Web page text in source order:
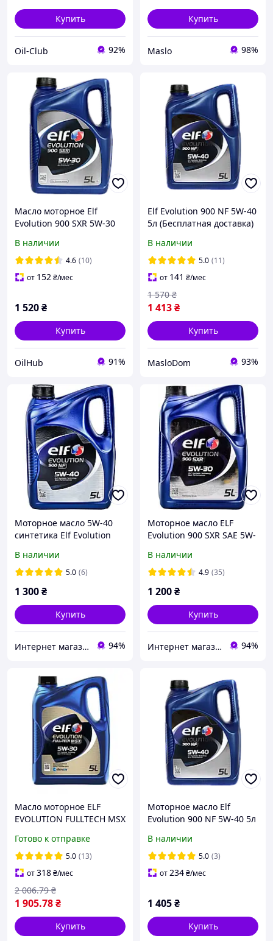
Купить
Oil-Club 92%
Купить
Maslo 98%
Масло моторное Elf
Evolution 900 SXR 5W-30
В наличии
4.6 (10)
от 152₴/мес
1 520₴
Купить
OilHub 91%
Elf Evolution 900 NF 5W-40
5л (Бесплатная доставка)
В наличии
5.0 (11)
от 141 ₴/мес
1 413₴
1 570 ₴
Купить
MasloDom 93%
Моторное масло 5W-40
синтетика Elf Evolution
В наличии
5.0 (6)
1 300₴
Купить
Интернет магазин alloil.com.ua 94%
Моторное масло ELF
Evolution 900 SXR SAE 5W-
В наличии
4.9 (35)
1 200₴
Купить
Интернет магазин alloil.com.ua 94%
Масло моторное ELF
EVOLUTION FULLTECH MSX
Готово к отправке
5.0 (13)
от318₴/мес
1 905.78₴
2 006.79 ₴
Купить
Моторное масло Elf
Evolution 900 NF 5W-40 5л
В наличии
5.0 (3)
от234₴/мес
1 405₴
Купить